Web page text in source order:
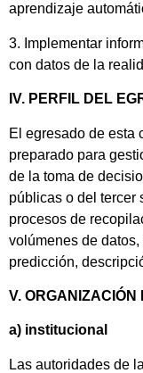
aprendizaje
3. Implementar
con datos de la
IV. PERFIL DEL
El egresado de esta
preparado para
de la toma de
públicas o del tercer
procesos de
volúmenes de
predicción,
V. ORGANIZACIÓN
a) institucional
Las autoridades de